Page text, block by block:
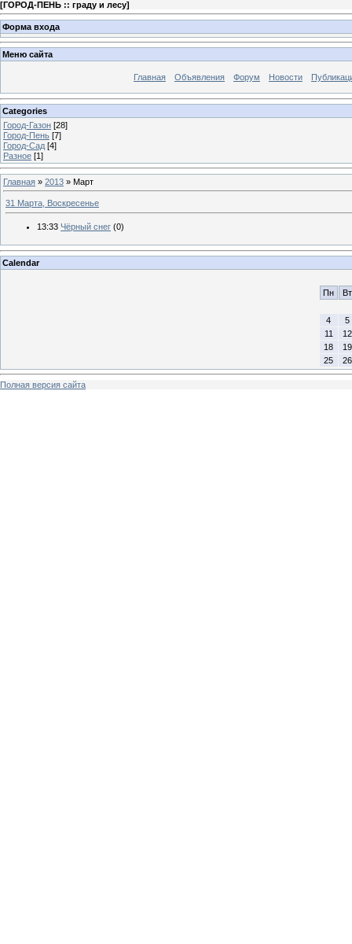
[ГОРОД-ПЕНЬ :: граду и лесу]
Форма входа
Меню сайта
Главная Объявления Форум Новости
Categories
Город-Газон [28]
Город-Пень [7]
Город-Сад [4]
Разное [1]
Главная » 2013 » Март
31 Марта, Воскресенье
13:33 Чёрный снег (0)
Calendar
Пн Вт
4
5
11
12
18
19
25
26
Полная версия сайта